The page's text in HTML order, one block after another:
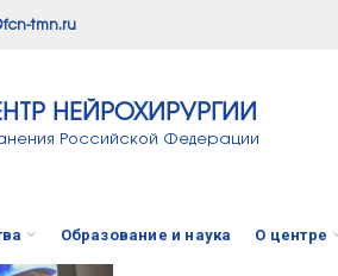
tmn.ru
НЕЙРОХИРУРГИИ
Российской Федерации
Образование и наука О центре